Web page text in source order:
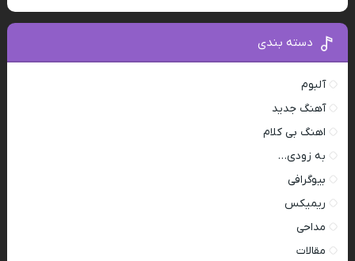
دسته بندی
آلبوم
آهنگ جدید
اهنگ بی کلام
به زودی…
بیوگرافی
ریمیکس
مداحی
مقالات